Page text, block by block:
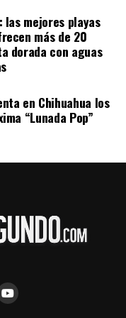
las mejores playas
más de 20
dorada con aguas
en Chihuahua los
“Lunada Pop”